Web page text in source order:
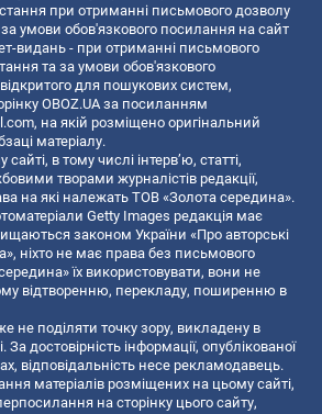
при отриманні письмового дозволу
за умови обов'язкового посилання на сайт
видань - при отриманні письмового
та за умови обов'язкового
для пошукових систем,
OBOZ.UA за посиланням
, на якій розміщено оригінальний
матеріалу.
в тому числі інтерв’ю, статті,
творами журналістів редакції,
на які належать ТОВ «Золота середина».
Getty Images редакція має
законом України «Про авторські
ніхто не має права без письмового
їх використовувати, вони не
відтворенню, перекладу, поширенню в
не поділяти точку зору, викладену в
За достовірність інформації, опублікованої
відповідальність несе рекламодавець.
матеріалів розміщених на цьому сайті,
на сторінку цього сайту,